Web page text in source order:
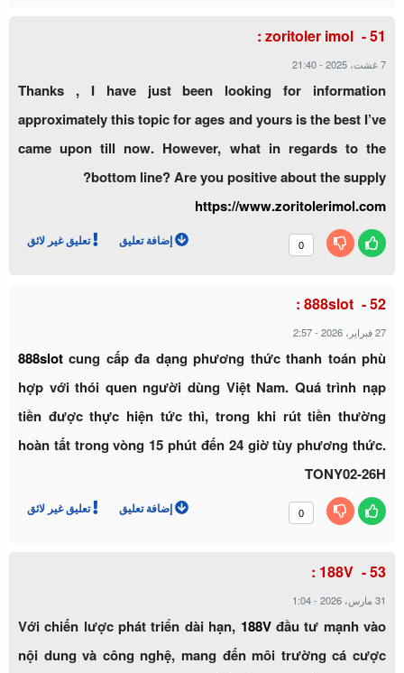
zoritoler imol :
7 غشت، 2025 -
21:40
Thanks , I have just been looking for information
approximately this topic for ages and yours is the best I’ve
came upon till now. However, what in regards to the
bottom line? Are you positive about the supply?
https://www.zoritolerimol.com
0 إضافة تعليق تعليق غير لائق
888slot :
27 فبراير، 2026 -
2:57
888slot cung cấp đa dạng phương thức thanh toán phù
hợp với thói quen người dùng Việt Nam. Quá trình nạp
tiền được thực hiện tức thì, trong khi rút tiền thường
hoàn tất trong vòng 15 phút đến 24 giờ tùy phương thức.
TONY02-26H
0 إضافة تعليق تعليق غير لائق
188V :
31 مارس، 2026 -
1:04
Với chiến lược phát triển dài hạn, 188Vđầu tư mạnh vào
nội dung và công nghệ, mang đến môi trường cá cược